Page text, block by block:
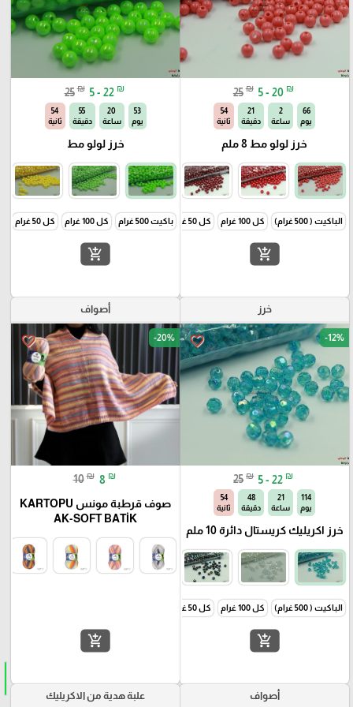
25 ₪ 5 - 20 ₪
66
يوم
2
ساعة
21
دقيقة
49
ثانية
خرز لولو مط 8 ملم
الباكيت ( 500 غرام) كل 100 غرام كل 50 غرام
add_shopping_cart
25 ₪ 5 - 22 ₪
53
يوم
20
ساعة
55
دقيقة
49
ثانية
خرز لولو مط
باكيت 500 غرام كل 100 غرام كل 50 غرام
add_shopping_cart
خرز
favorite_border -12%
25 ₪ 5 - 22 ₪
114
يوم
21
ساعة
48
دقيقة
49
ثانية
خرز اكريليك كريستال دائرة 10 ملم
الباكيت ( 500 غرام) كل 100 غرام كل 50 غرام
add_shopping_cart
أصواف
favorite_border -20%
10 ₪ 8 ₪
صوف قرطبة مونس KARTOPU
AK-SOFT BATİK
add_shopping_cart
أصواف علبة هدية من الاكريليك